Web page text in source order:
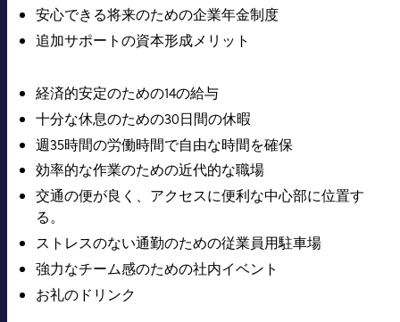
安心できる将来のための企業年金制度
追加サポートの資本形成メリット
経済的安定のための14の給与
十分な休息のための30日間の休暇
週35時間の労働時間で自由な時間を確保
効率的な作業のための近代的な職場
交通の便が良く、アクセスに便利な中心部に位置す
る。
ストレスのない通勤のための従業員用駐車場
強力なチーム感のための社内イベント
お礼のドリンク